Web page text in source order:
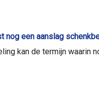
nog een aanslag
kan de termijn waarin